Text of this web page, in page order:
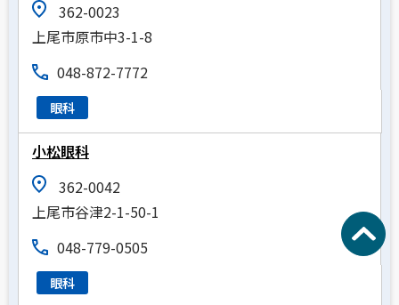
362-0023
上尾市原市中3-1-8
048-872-7772
眼科
小松眼科
362-0042
上尾市谷津2-1-50-1
048-779-0505
眼科